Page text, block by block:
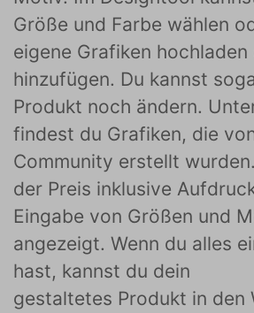
Größe und Farbe wählen
eigene Grafiken hochladen
hinzufügen. Du kannst
Produkt noch ändern.
findest du Grafiken, die
Community erstellt
der Preis inklusive
Eingabe von Größen und
angezeigt. Wenn du alles
hast, kannst du dein
gestaltetes Produkt in den